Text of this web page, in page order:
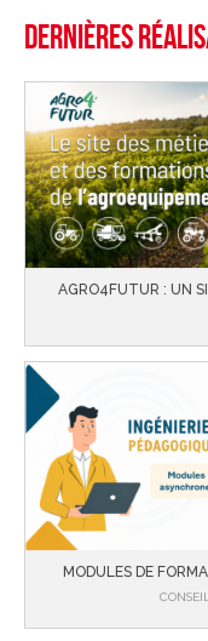
Dernières
AGRO4FUTUR : UN
MODULES DE